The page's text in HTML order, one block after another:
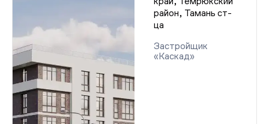
район, Тамань ст-
ца
Застройщик
«Каскад»